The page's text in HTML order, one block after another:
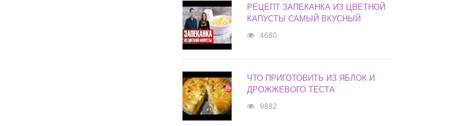
РЕЦЕПТ ЗАПЕКАНКА ИЗ ЦВЕТНОЙ
КАПУСТЫ САМЫЙ ВКУСНЫЙ
4680
ЧТО ПРИГОТОВИТЬ ИЗ ЯБЛОК И
ДРОЖЖЕВОГО ТЕСТА
9882